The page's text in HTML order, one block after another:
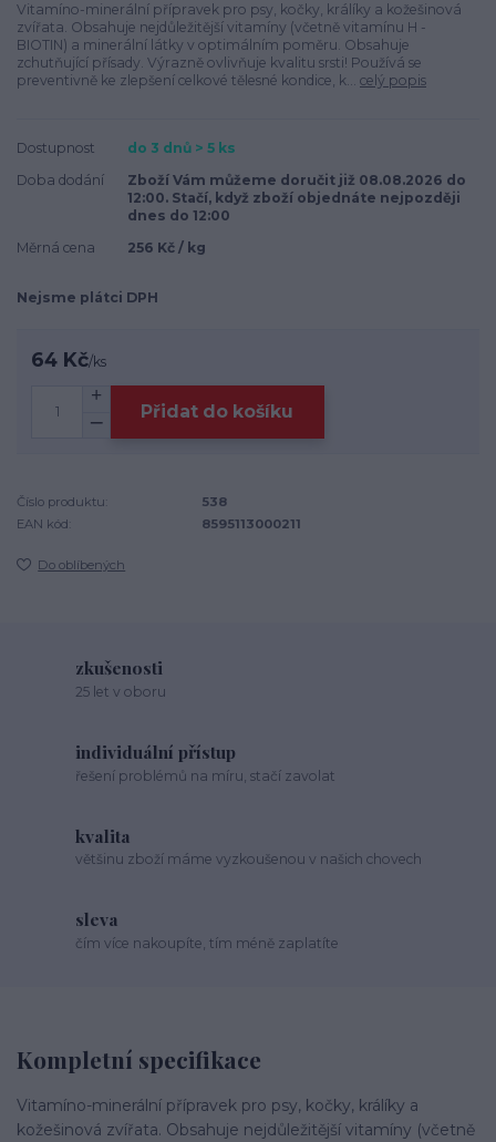
Vitamíno-minerální přípravek pro psy, kočky, králíky a kožešinová
zvířata. Obsahuje nejdůležitější vitamíny (včetně vitamínu H -
BIOTIN) a minerální látky v optimálním poměru. Obsahuje
zchutňující přísady. Výrazně ovlivňuje kvalitu srsti! Používá se
preventivně ke zlepšení celkové tělesné kondice, k... celý popis
Dostupnost
do 3 dnů > 5 ks
Doba dodání
Zboží Vám můžeme doručit již 08.08.2026 do
12:00. Stačí, když zboží objednáte nejpozději
dnes do 12:00
Měrná cena
256 Kč / kg
Nejsme plátci DPH
64 Kč/ks
Přidat do košíku
Číslo produktu:
538
EAN kód:
8595113000211
Do oblíbených
zkušenosti
25 let v oboru
individuální přístup
řešení problémů na míru, stačí zavolat
kvalita
většinu zboží máme vyzkoušenou v našich chovech
sleva
čím více nakoupíte, tím méně zaplatíte
Kompletní specifikace
Vitamíno-minerální přípravek pro psy, kočky, králíky a
kožešinová zvířata. Obsahuje nejdůležitější vitamíny (včetně